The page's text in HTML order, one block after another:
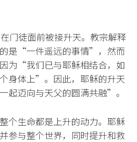
门徒面前被接升天。教宗解释
是“一件遥远的事情”，然而
为“我们已与耶稣相结合，如
身体上”。因此，耶稣的升天
起迈向与天父的圆满共融”。
个生命都是上升的动力。耶稣
参与整个世界，同时提升和救